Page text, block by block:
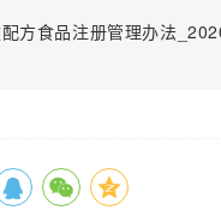
方食品注册管理办法